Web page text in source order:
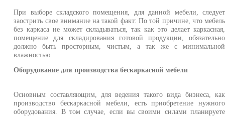
При выборе складского помещения, для данной мебели, следует
заострить свое внимание на такой факт: По той причине, что мебель
без каркаса не может складываться, так как это делает каркасная,
помещение для складирования готовой продукции, обязательно
должно быть просторным, чистым, а так же с минимальной
влажностью.
Оборудование для производства бескаркасной мебели
Основным составляющим, для ведения такого вида бизнеса, как
производство бескаркасной мебели, есть приобретение нужного
оборудования. В том случае, если вы своими силами планируете